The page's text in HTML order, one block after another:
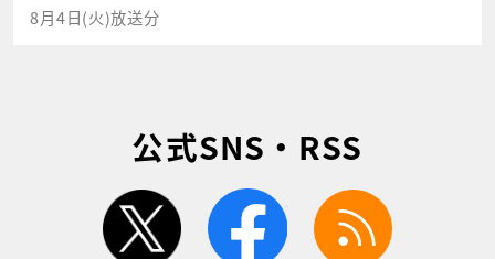
8月4日(火)放送分
公式SNS・RSS
twitter facebook